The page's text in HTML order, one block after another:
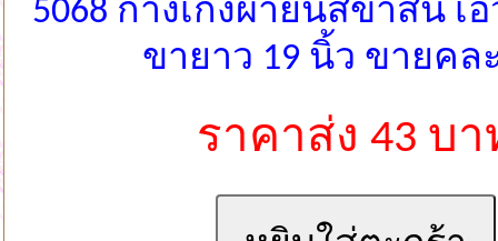
5068 กางเกงผ้ายีนส์ขาสั้น เอ
ขายาว 19 นิ้ว ขายคล
ราคาส่ง 43 บา